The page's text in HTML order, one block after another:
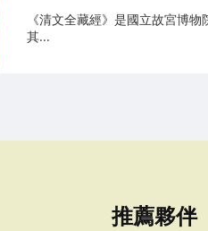
《清文全藏經》是國立故宮博物
其...
推薦夥伴